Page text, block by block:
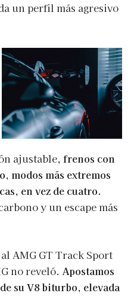
un perfil más agresivo
ajustable, frenos con
modos más extremos
en vez de cuatro.
y un escape más
AMG GT Track Sport
no reveló. Apostamos
su V8 biturbo, elevada